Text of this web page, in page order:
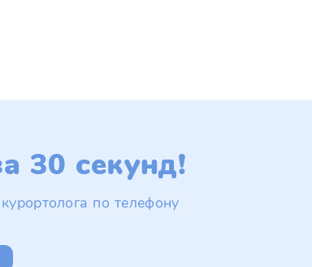
30 секунд!
по телефону